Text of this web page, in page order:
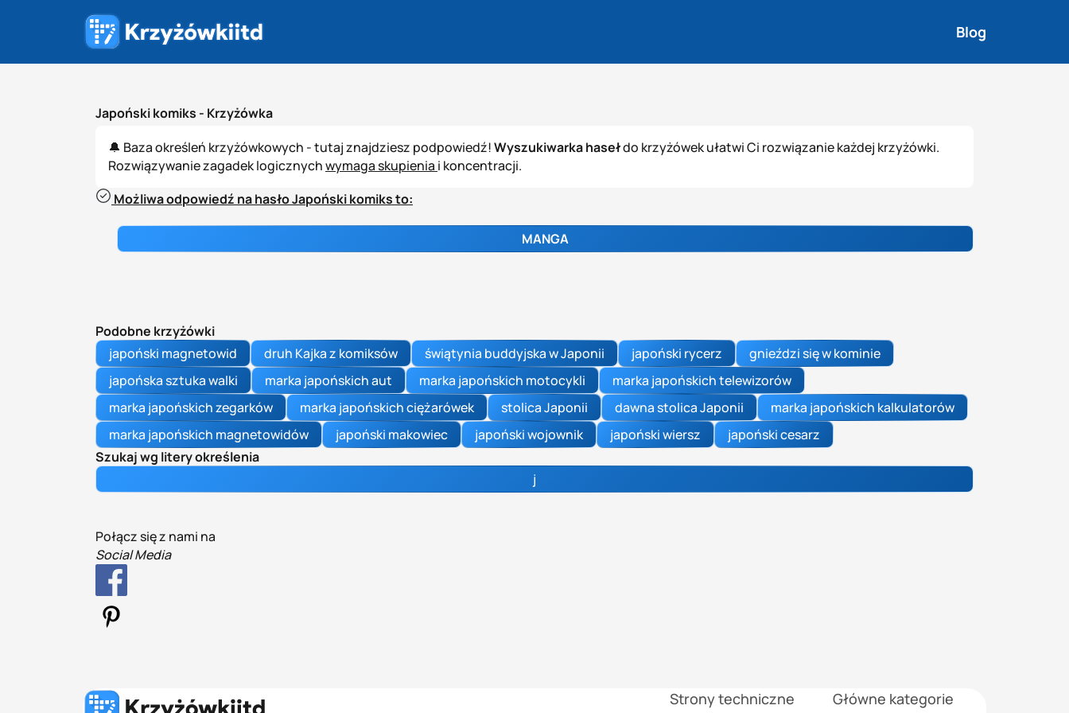
Blog
Japoński komiks - Krzyżówka
🔔 Baza określeń krzyżówkowych - tutaj znajdziesz podpowiedź!Wyszukiwarka hasełdo krzyżówek ułatwi Ci rozwiązanie każdej krzyżówki.
Rozwiązywanie zagadek logicznychwymaga skupienia i koncentracji.
Możliwa odpowiedź na hasło Japoński komiks to:
MANGA
Podobne krzyżówki
japoński magnetowid
druh Kajka z komiksów świątynia buddyjska w Japonii japoński rycerz
gnieździ się w kominie
japońska sztuka walki
marka japońskich aut marka japońskich motocykli
marka japońskich telewizorów
marka japońskich zegarków
marka japońskich ciężarówek stolica Japonii dawna stolica Japonii
marka japońskich kalkulatorów
marka japońskich magnetowidów
japoński makowiec japoński wojownik japoński wiersz
japoński cesarz
Szukaj wg litery określenia
j
Połącz się z nami na
Social Media
Strony techniczne Główne kategorie